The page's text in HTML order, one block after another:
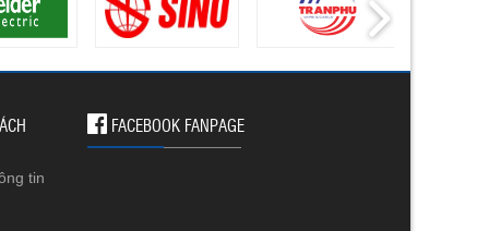
FACEBOOK FANPAGE
tin